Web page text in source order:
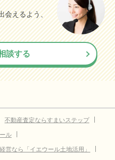
会えるよう、
談する
不動産査定ならすまいステップ
ル
営なら「イエウール土地活用」